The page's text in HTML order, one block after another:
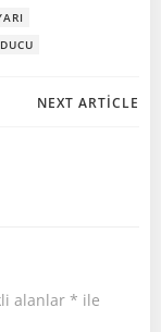
NEXT ARTICLE
alanlar * ile